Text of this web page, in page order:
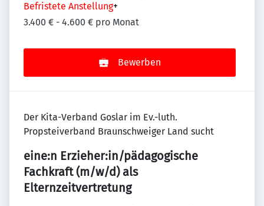
Befristete Anstellung+
3.400 € - 4.600 € pro Monat
Bewerben
Der Kita-Verband Goslar im Ev.-luth.
Propsteiverband Braunschweiger Land sucht
eine:n Erzieher:in/pädagogische
Fachkraft (m/w/d) als
Elternzeitvertretung